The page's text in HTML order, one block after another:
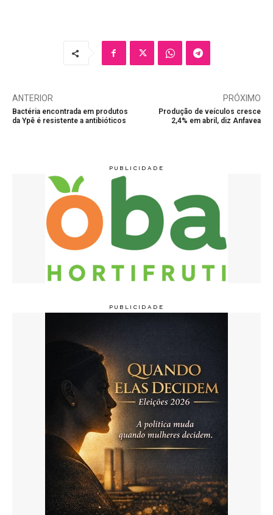
ANTERIOR
Bactéria encontrada em produtos
da Ypê é resistente a antibióticos
PRÓXIMO
Produção de veículos cresce
2,4% em abril, diz Anfavea